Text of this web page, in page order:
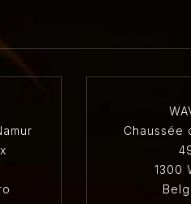
Chaussée
1300